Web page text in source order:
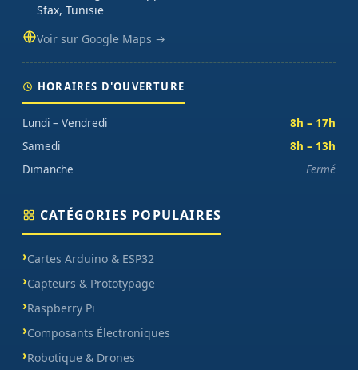
Sfax, Tunisie
Voir sur Google Maps →
HORAIRES D'OUVERTURE
Lundi – Vendredi
8h – 17h
Samedi
8h – 13h
Dimanche
Fermé
CATÉGORIES POPULAIRES
Cartes Arduino & ESP32
Capteurs & Prototypage
Raspberry Pi
Composants Électroniques
Robotique & Drones